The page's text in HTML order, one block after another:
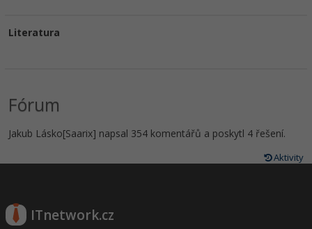
Literatura
Fórum
Jakub Lásko[Saarix] napsal 354 komentářů a poskytl 4 řešení.
Aktivity
ITnetwork.cz